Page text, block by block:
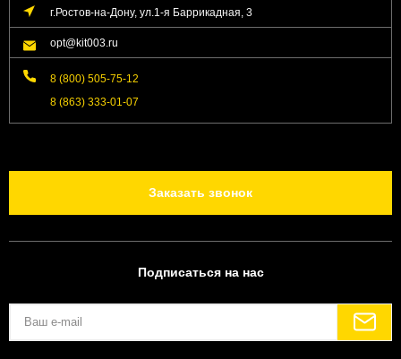
г.Ростов-на-Дону, ул.1-я Баррикадная, 3
opt@kit003.ru
8 (800) 505-75-12
8 (863) 333-01-07
Заказать звонок
Подписаться на нас